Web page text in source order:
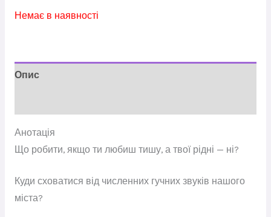
Немає в наявності
Опис
Анотація
Що робити, якщо ти любиш тишу, а твої рідні — ні?
Куди сховатися від численних гучних звуків нашого
міста?